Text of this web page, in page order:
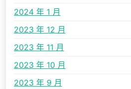
2024 年 1 月
2023 年 12 月
2023 年 11 月
2023 年 10 月
2023 年 9 月